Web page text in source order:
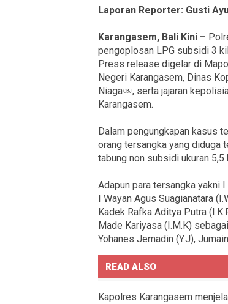
Laporan Reporter: Gusti
Karangasem, Bali Kini –
pengoplosan LPG subsidi 3
Press release digelar di
Negeri Karangasem, Dinas
Niaga￼, serta jajaran
Karangasem.
Dalam pengungkapan kasus
orang tersangka yang diduga
tabung non subsidi ukuran
Adapun para tersangka yakni
I Wayan Agus Suagianatara
Kadek Rafka Aditya Putra
Made Kariyasa (I.M.K)
Yohanes Jemadin (Y.J),
READ ALSO
Kapolres Karangasem